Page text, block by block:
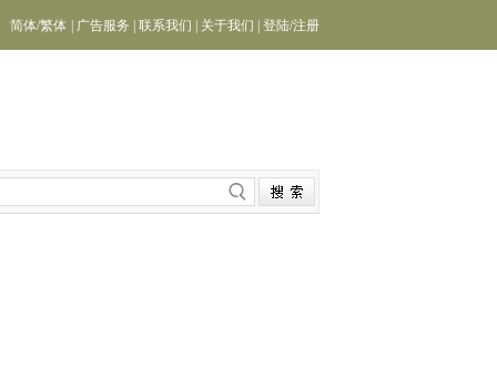
简体/繁体 广告服务 联系我们 关于我们 登陆/注册